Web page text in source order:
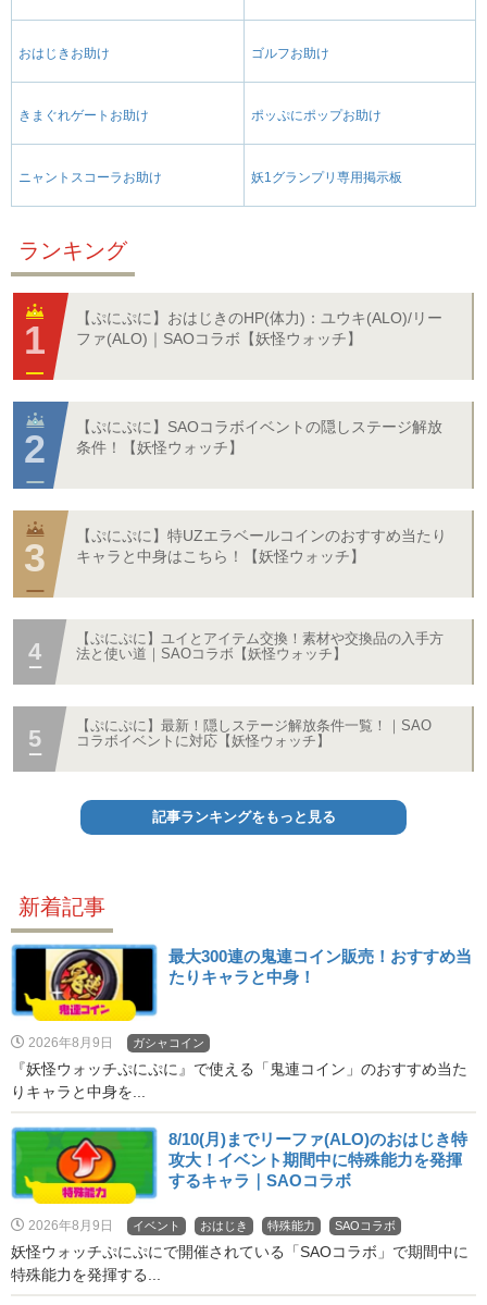
おはじきお助け ゴルフお助け
きまぐれゲートお助け ポッぷにポップお助け
ニャントスコーラお助け 妖1グランプリ専用掲示板
ランキング
【ぷにぷに】おはじきのHP(体力)：ユウキ(ALO)/リー
ファ(ALO)｜SAOコラボ【妖怪ウォッチ】
【ぷにぷに】SAOコラボイベントの隠しステージ解放
条件！【妖怪ウォッチ】
【ぷにぷに】特UZエラベールコインのおすすめ当たり
キャラと中身はこちら！【妖怪ウォッチ】
【ぷにぷに】ユイとアイテム交換！素材や交換品の入手方
法と使い道｜SAOコラボ【妖怪ウォッチ】
【ぷにぷに】最新！隠しステージ解放条件一覧！｜SAO
コラボイベントに対応【妖怪ウォッチ】
記事ランキングをもっと見る
新着記事
最大300連の鬼連コイン販売！おすすめ当
たりキャラと中身！
2026年8月9日 ガシャコイン
『妖怪ウォッチぷにぷに』で使える「鬼連コイン」のおすすめ当た
りキャラと中身を...
8/10(月)までリーファ(ALO)のおはじき特
攻大！イベント期間中に特殊能力を発揮
するキャラ｜SAOコラボ
2026年8月9日 イベント おはじき 特殊能力 SAOコラボ
妖怪ウォッチぷにぷにで開催されている「SAOコラボ」で期間中に
特殊能力を発揮する...